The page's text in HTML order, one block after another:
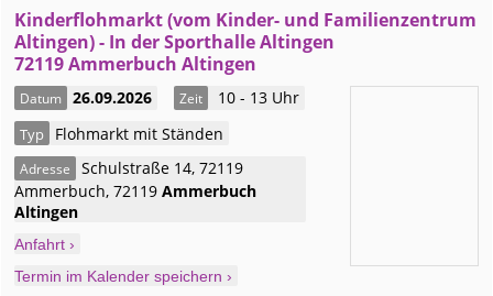
Kinderflohmarkt (vom Kinder- und Familienzentrum
Altingen) - In der Sporthalle Altingen
72119 Ammerbuch Altingen
Datum 26.09.2026 Zeit 10 - 13 Uhr
Typ Flohmarkt mit Ständen
Adresse
Schulstraße 14, 72119
Ammerbuch,72119Ammerbuch
Altingen
Anfahrt ›
Termin im Kalender speichern ›